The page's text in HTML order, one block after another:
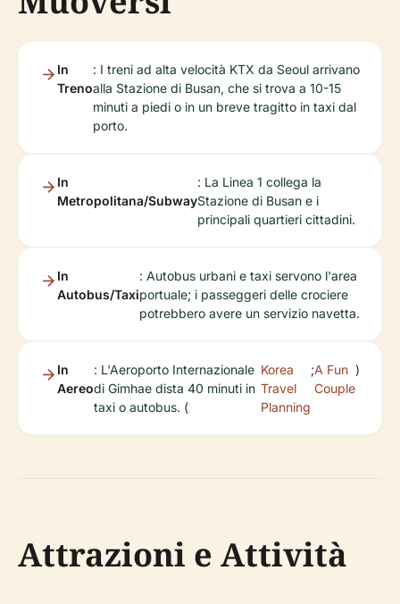
In
Treno
: I treni ad alta velocità KTX da Seoul arrivano
alla Stazione di Busan, che si trova a 10-15
minuti a piedi o in un breve tragitto in taxi dal
porto.
In
Metropolitana/Subway
: La Linea 1 collega la
Stazione di Busan e i
principali quartieri cittadini.
In
Autobus/Taxi
: Autobus urbani e taxi servono l'area
portuale; i passeggeri delle crociere
potrebbero avere un servizio navetta.
In
Aereo
: L'Aeroporto Internazionale
di Gimhae dista 40 minuti in
taxi o autobus. (
Korea
Travel
Planning
;A Fun
Couple
)
Attrazioni e Attività